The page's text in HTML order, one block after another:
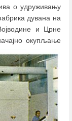
о удруживању
дувана на
и Црне
окупљање